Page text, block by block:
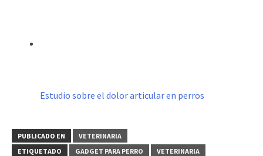
Estudio sobre el dolor articular en perros
PUBLICADO EN
VETERINARIA
ETIQUETADO
GADGET PARA PERRO VETERINARIA